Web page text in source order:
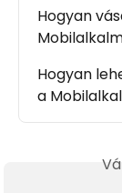
Hogyan
Hogyan
a